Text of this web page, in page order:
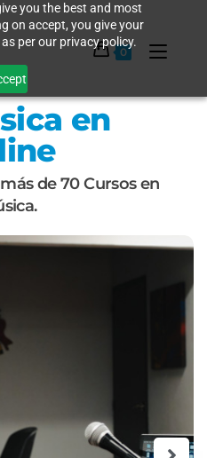
you the best and most
on accept, you give your
per our privacy policy.
0
en
de 70 Cursos en